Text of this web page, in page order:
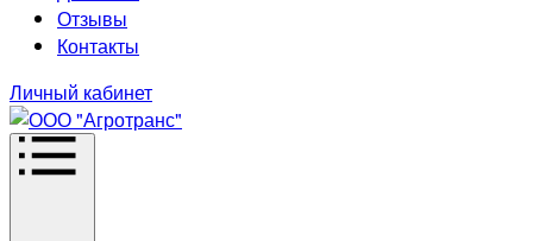
Отзывы
Контакты
Личный кабинет